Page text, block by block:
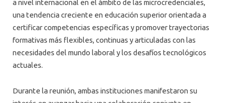
a nivel internacional en el ámbito de las microcredenciales,
una tendencia creciente en educación superior orientada a
certificar competencias específicas y promover trayectorias
formativas más flexibles, continuas y articuladas con las
necesidades del mundo laboral y los desafíos tecnológicos
actuales.
Durante la reunión, ambas instituciones manifestaron su